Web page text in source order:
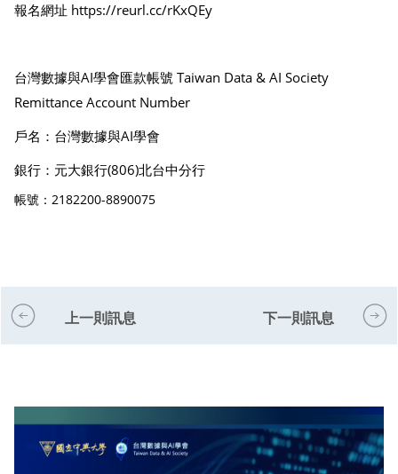
報名網址 https://reurl.cc/rKxQEy
台灣數據與AI學會匯款帳號 Taiwan Data & AI Society
Remittance Account Number
戶名：台灣數據與AI學會
銀行：元大銀行(806)北台中分行
帳號：2182200-8890075
上一則訊息 下一則訊息